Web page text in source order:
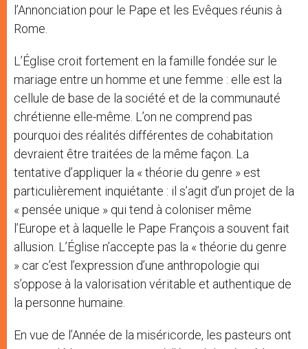
l’Annonciation pour le Pape et les Evêques réunis à
Rome.
L’Église croit fortement en la famille fondée sur le
mariage entre un homme et une femme : elle est la
cellule de base de la société et de la communauté
chrétienne elle-même. L’on ne comprend pas
pourquoi des réalités différentes de cohabitation
devraient être traitées de la même façon. La
tentative d’appliquer la « théorie du genre » est
particulièrement inquiétante : il s’agit d’un projet de la
« pensée unique » qui tend à coloniser même
l’Europe et à laquelle le Pape François a souvent fait
allusion. L’Église n’accepte pas la « théorie du genre
» car c’est l’expression d’une anthropologie qui
s’oppose à la valorisation véritable et authentique de
la personne humaine.
En vue de l’Année de la miséricorde, les pasteurs ont